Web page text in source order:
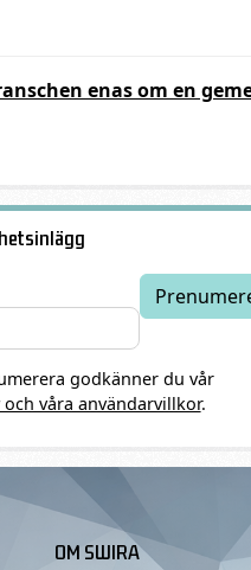
enas om en
godkänner du vår
våra användarvillkor.
OM SWIRA